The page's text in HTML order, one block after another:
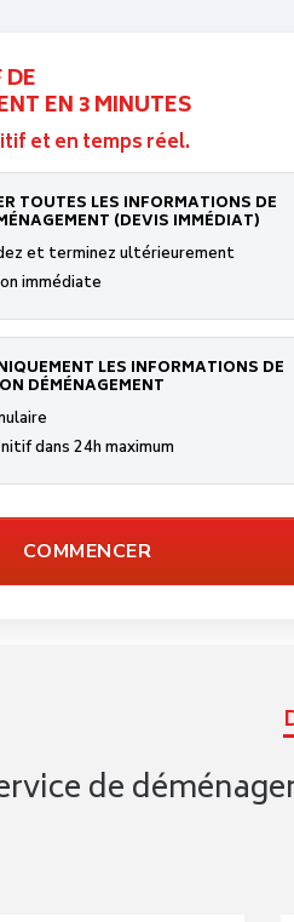
EN 3 MINUTES
et en temps réel.
TOUTES LES INFORMATIONS DE
(DEVIS IMMÉDIAT)
et terminez ultérieurement
immédiate
LES INFORMATIONS DE
DÉMÉNAGEMENT
dans 24h maximum
COMMENCER
de